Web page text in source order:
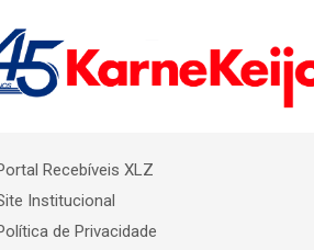
Recebíveis XLZ
Institucional
de Privacidade